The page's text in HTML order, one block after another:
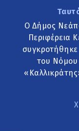
Ο Δήμος
Περιφέρεια
συγκροτήθηκε
του